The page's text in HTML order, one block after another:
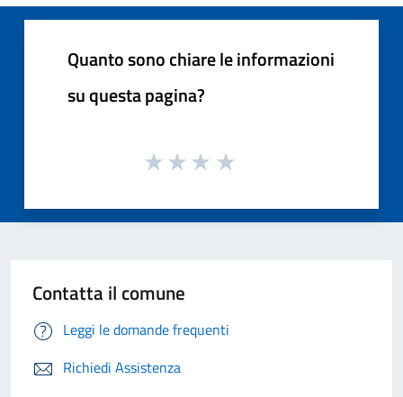
Quanto sono chiare le informazioni
su questa pagina?
Contatta il comune
Leggi le domande frequenti
Richiedi Assistenza